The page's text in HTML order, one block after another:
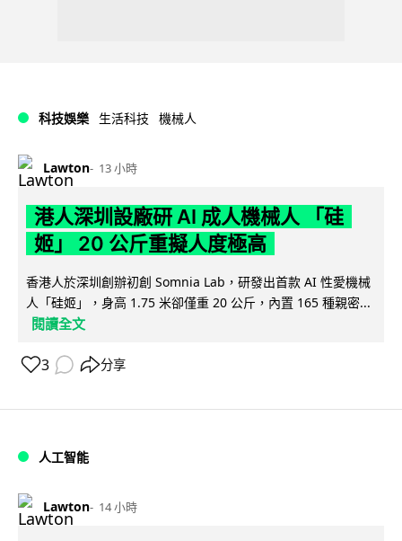
科技娛樂 生活科技 機械人
Lawton 13 小時
港人深圳設廠研 AI 成人機械人 「硅
姬」 20 公斤重擬人度極高
香港人於深圳創辦初創 Somnia Lab，研發出首款 AI 性愛機械
人「硅姬」，身高 1.75 米卻僅重 20 公斤，內置 165 種親密...
閱讀全文
3 分享
人工智能
Lawton 14 小時